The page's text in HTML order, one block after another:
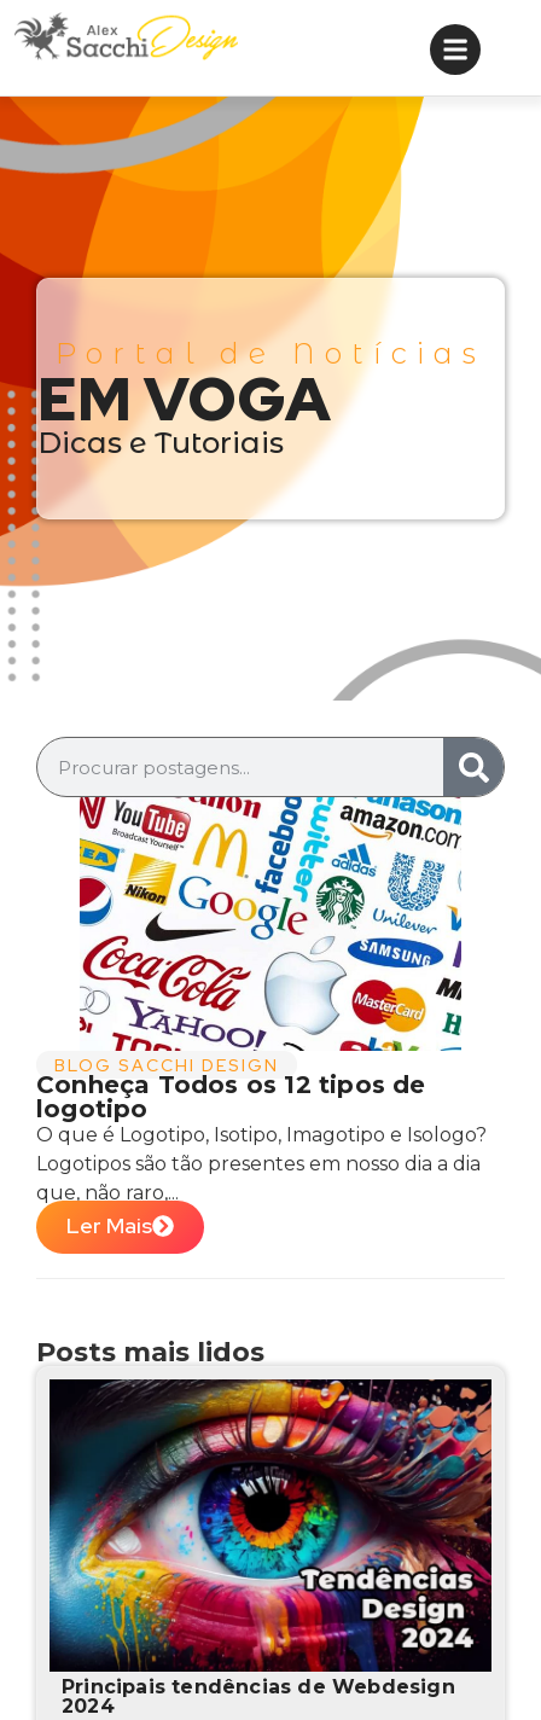
Portal de Notícias
EM VOGA
Dicas e Tutoriais
BLOG SACCHI DESIGN
Conheça Todos os 12 tipos de
logotipo
O que é Logotipo, Isotipo, Imagotipo e Isologo?
Logotipos são tão presentes em nosso dia a dia
que, não raro,...
Ler Mais
Posts mais lidos
Principais tendências de Webdesign
2024